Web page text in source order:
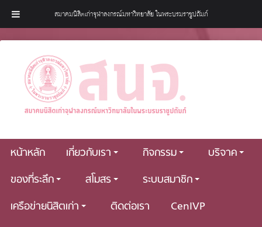
หน้าหลัก เกี่ยวกับเรา กิจกรรม
บริจาค
ของที่ระลึก
สโมสร
ระบบสมาชิก
เครือข่ายนิสิตเก่า
ติดต่อเรา
CenIVP
สมาคมนิสิตเก่าจุฬาลงกรณ์มหาวิทยาลัย ในพระบรมราชูปถัมภ์